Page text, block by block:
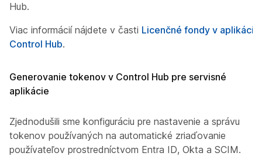
Hub.
Viac informácií nájdete v časti Licenčné fondy v aplikácii
Control Hub.
Generovanie tokenov v Control Hub pre servisné
aplikácie
Zjednodušili sme konfiguráciu pre nastavenie a správu
tokenov používaných na automatické zriaďovanie
používateľov prostredníctvom Entra ID, Okta a SCIM.